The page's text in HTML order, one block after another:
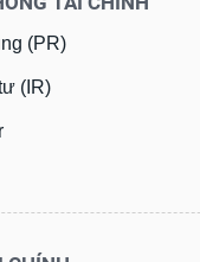
(PR)
(IR)